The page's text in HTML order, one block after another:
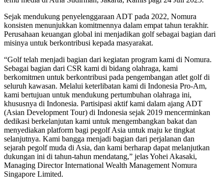
Sejak mendukung penyelenggaraan ADT pada 2022, Nomura
konsisten menunjukkan komitmennya dalam empat tahun terakhir.
Perusahaan keuangan global ini menjadikan golf sebagai bagian dari
misinya untuk berkontribusi kepada masyarakat.
“Golf telah menjadi bagian dari kegiatan program kami di Nomura.
Sebagai bagian dari CSR kami di bidang olahraga, kami
berkomitmen untuk berkontribusi pada pengembangan atlet golf di
seluruh kawasan. Melalui keterlibatan kami di Indonesia Pro-Am,
kami bertujuan untuk mendukung pertumbuhan olahraga ini,
khususnya di Indonesia. Partisipasi aktif kami dalam ajang ADT
(Asian Development Tour) di Indonesia sejak 2019 mencerminkan
dedikasi berkelanjutan kami untuk mengembangkan bakat dan
menyediakan platform bagi pegolf Asia untuk maju ke tingkat
selanjutnya. Kami bangga menjadi bagian dari perjalanan dan
sejarah pegolf muda di Asia, dan kami berharap dapat melanjutkan
dukungan ini di tahun-tahun mendatang,” jelas Yohei Akasaki,
Managing Director International Wealth Management Nomura
Singapore Limited.